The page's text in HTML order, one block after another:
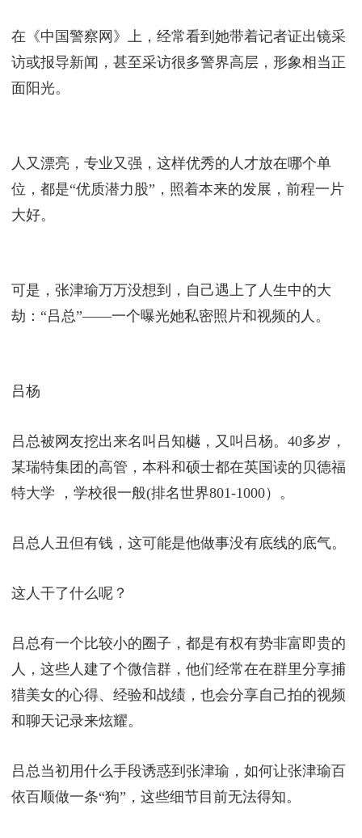
型的活动，总会有张津瑜主持的身影。
后就在‬中国警察网‬担任记者‬，因颜值出众，被称
在《中国警察网》上，经常看到她带着记者证出镜采
面阳光。
位，都是“优质潜力股”，照着本来的发展，前程一片
大好。
劫：“吕总”——一个曝光她私密照片和视频的人。